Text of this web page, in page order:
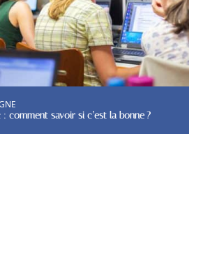
: comment savoir si c’est la bonne ?